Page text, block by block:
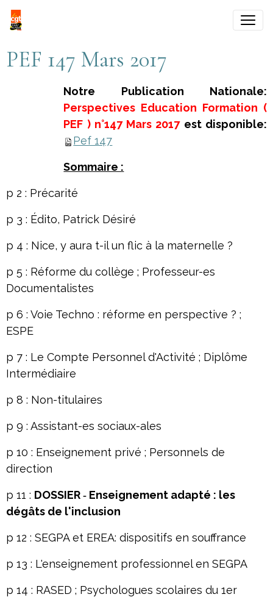
PEF 147 Mars 2017
Notre Publication Nationale:
Perspectives Education Formation (
PEF ) n°147 Mars 2017est disponible:
Pef 147
Sommaire :
p 2 : Précarité
p 3 : Édito, Patrick Désiré
p 4 : Nice, y aura t-il un flic à la maternelle ?
p 5 : Réforme du collège ; Professeur-es
Documentalistes
p 6 : Voie Techno : réforme en perspective ? ;
ESPE
p 7 : Le Compte Personnel d'Activité ; Diplôme
Intermédiaire
p 8 : Non-titulaires
p 9 : Assistant-es sociaux-ales
p 10 : Enseignement privé ; Personnels de
direction
p 11 : DOSSIER‐ Enseignement adapté : les
dégâts de l'inclusion
p 12 : SEGPA et EREA: dispositifs en souffrance
p 13 : L'enseignement professionnel en SEGPA
p 14 : RASED ; Psychologues scolaires du 1er